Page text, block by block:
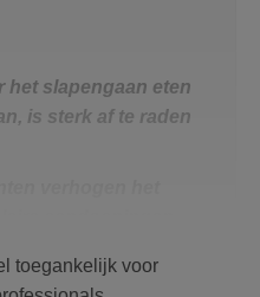
het slapengaan eten
is sterk af te raden
toegankelijk voor